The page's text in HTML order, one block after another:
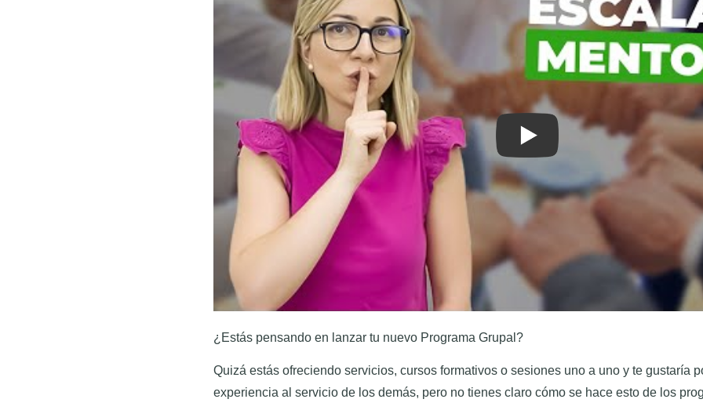
¿Estás pensando en lanzar tu nuevo Programa Grupal?
Quizá estás ofreciendo servicios, cursos formativos o sesiones uno a uno y te gustaría
experiencia al servicio de los demás, pero no tienes claro cómo se hace esto de los